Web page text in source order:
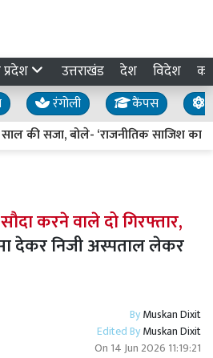
प्रदेश उत्तराखंड देश विदेश
रंगोली कैंपस
की सजा, बोले- ‘राजनीतिक साजिश का
करने वाले दो गिरफ्तार,
देकर निजी अस्पताल लेकर
ByMuskan Dixit
Edited ByMuskan Dixit
On 14 Jun 2026 11:19:21